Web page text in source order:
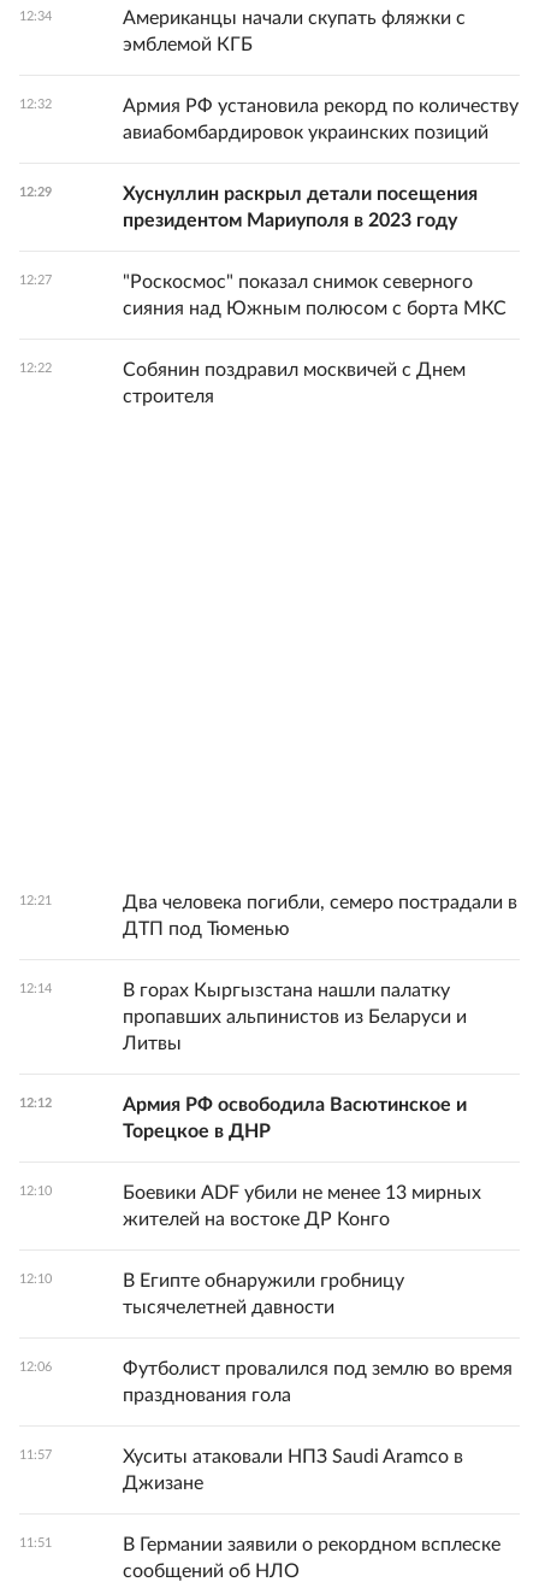
12:34
Американцы начали скупать фляжки с
эмблемой КГБ
12:32
Армия РФ установила рекорд по количеству
авиабомбардировок украинских позиций
12:29
Хуснуллин раскрыл детали посещения
президентом Мариуполя в 2023 году
12:27
"Роскосмос" показал снимок северного
сияния над Южным полюсом с борта МКС
12:22
Собянин поздравил москвичей с Днем
строителя
12:21
Два человека погибли, семеро пострадали в
ДТП под Тюменью
12:14
В горах Кыргызстана нашли палатку
пропавших альпинистов из Беларуси и
Литвы
12:12
Армия РФ освободила Васютинское и
Торецкое в ДНР
12:10
Боевики ADF убили не менее 13 мирных
жителей на востоке ДР Конго
12:10
В Египте обнаружили гробницу
тысячелетней давности
12:06
Футболист провалился под землю во время
празднования гола
11:57
Хуситы атаковали НПЗ Saudi Aramco в
Джизане
11:51
В Германии заявили о рекордном всплеске
сообщений об НЛО